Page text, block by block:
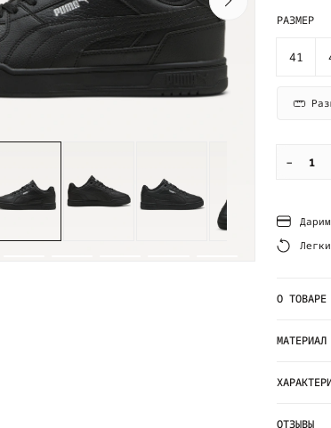
РАЗМЕР
41
–
О ТОВАРЕ
МАТЕРИАЛ
ОТЗЫВЫ